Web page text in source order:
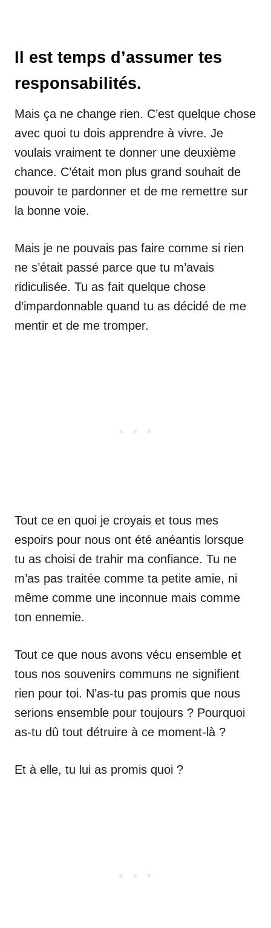
Il est temps d’assumer tes
responsabilités.
Mais ça ne change rien. C’est quelque chose
avec quoi tu dois apprendre à vivre. Je
voulais vraiment te donner une deuxième
chance. C’était mon plus grand souhait de
pouvoir te pardonner et de me remettre sur
la bonne voie.
Mais je ne pouvais pas faire comme si rien
ne s’était passé parce que tu m’avais
ridiculisée. Tu as fait quelque chose
d’impardonnable quand tu as décidé de me
mentir et de me tromper.
Tout ce en quoi je croyais et tous mes
espoirs pour nous ont été anéantis lorsque
tu as choisi de trahir ma confiance. Tu ne
m’as pas traitée comme ta petite amie, ni
même comme une inconnue mais comme
ton ennemie.
Tout ce que nous avons vécu ensemble et
tous nos souvenirs communs ne signifient
rien pour toi. N’as-tu pas promis que nous
serions ensemble pour toujours ? Pourquoi
as-tu dû tout détruire à ce moment-là ?
Et à elle, tu lui as promis quoi ?